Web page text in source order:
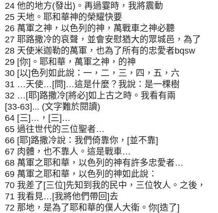
24 他的地方(發出)。再過霎時，我將震動
25 天地。耶和華神的榮耀快要
26 萬軍之神，以色列的神，萬戰車之神必聽
27 耶路撒冷的哀聲，並會安慰猶大的眾城邑，為了
28 天使米迦勒的萬軍，也為了所有的忠愛者bqsw
29 [你]。耶和華，萬軍之神，的神
30 [以]色列如此說：一，二，三，四，五，六
31 …天使…[問]…這是什麼？我說：是一棵樹
32 …[耶]路撒冷[將必]如上古之時。我看有兩
[33-63]... (文字難於閱讀)
64 [三]…，[三]…
65 過往世代的三位聖者…
66 [耶]路撒冷說：我們倚靠你，[並不靠]
67 肉體，也不靠人。這是戰車…
68 萬軍之耶和華，以色列的神有許多忠愛者…
69 萬軍之耶和華，以色列的神如此說：
70 我差了[三位]先知到我的民中，三位牧人。之後，
71 我看見…[我將他們帶回]去
72 那地，是為了耶和華的僕人大衛。你[造了]